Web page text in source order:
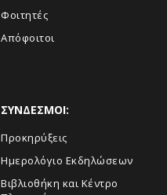
Φοιτητές
Απόφοιτοι
ΣΥΝΔΕΣΜΟΙ:
Προκηρύξεις
Ημερολόγιο Εκδηλώσεων
Βιβλιοθήκη και Κέντρο